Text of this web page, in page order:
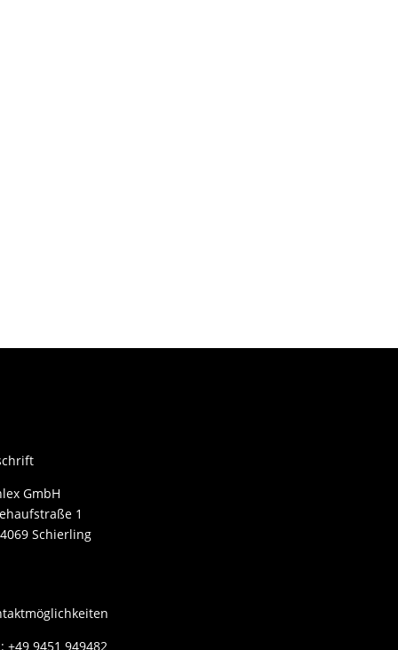
GmbH
1
Schierling
+49 9451 949482